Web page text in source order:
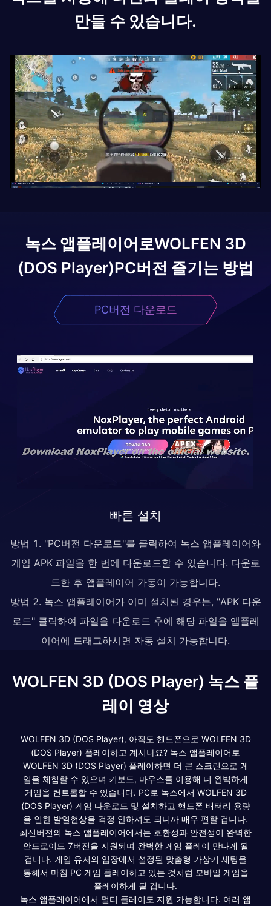
만들 수 있습니다.
녹스 앱플레이어로WOLFEN 3D
(DOS Player)PC버전 즐기는 방법
PC버전 다운로드
빠른 설치
방법 1. "PC버전 다운로드"를 클릭하여 녹스 앱플레이어와
게임 APK 파일을 한 번에 다운로드할 수 있습니다. 다운로
드한 후 앱플레이어 가동이 가능합니다.
방법 2. 녹스 앱플레이어가 이미 설치된 경우는, "APK 다운
로드" 클릭하여 파일을 다운로드 후에 해당 파일을 앱플레
이어에 드래그하시면 자동 설치 가능합니다.
WOLFEN 3D (DOS Player) 녹스 플
레이 영상
WOLFEN 3D (DOS Player), 아직도 핸드폰으로 WOLFEN 3D
(DOS Player) 플레이하고 계시나요? 녹스 앱플레이어로
WOLFEN 3D (DOS Player) 플레이하면 더 큰 스크린으로 게
임을 체험할 수 있으며 키보드, 마우스를 이용해 더 완벽하게
게임을 컨트롤할 수 있습니다. PC로 녹스에서 WOLFEN 3D
(DOS Player) 게임 다운로드 및 설치하고 핸드폰 배터리 용량
을 인한 발열현상을 걱정 안하셔도 되니까 매우 편할 겁니다.
최신버전의 녹스 앱플레이어에서는 호환성과 안전성이 완벽한
안드로이드 7버전을 지원되며 완벽한 게임 플레이 만나게 될
겁니다. 게임 유저의 입장에서 설정된 맞춤형 가상키 세팅을
통해서 마침 PC 게임 플레이하고 있는 것처럼 모바일 게임을
플레이하게 될 겁니다.
녹스 앱플레이어에서 멀티 플레이도 지원 가능합니다. 여러 앱